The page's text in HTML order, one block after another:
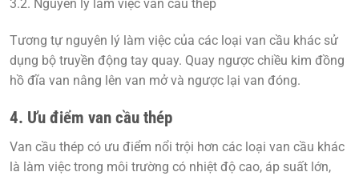
3.2. Nguyên lý làm việc van cầu thép
Tương tự nguyên lý làm việc của các loại van cầu khác sử
dụng bộ truyền động tay quay. Quay ngược chiều kim đồng
hồ đĩa van nâng lên van mở và ngược lại van đóng.
4. Ưu điểm van cầu thép
Van cầu thép có ưu điểm nổi trội hơn các loại van cầu khác
là làm việc trong môi trường có nhiệt độ cao, áp suất lớn,